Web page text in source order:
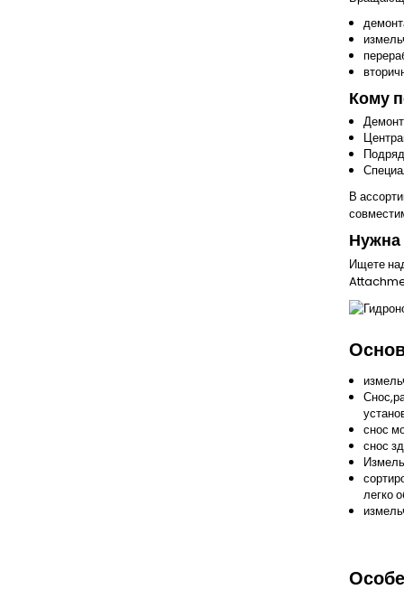
Кому
В
Нужна
Ищете
снос
снос
легко